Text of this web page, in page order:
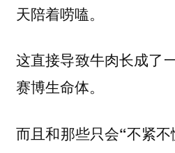
天陪着唠嗑。
这直接导致牛肉长成了
赛博生命体。
而且和那些只会“不紧